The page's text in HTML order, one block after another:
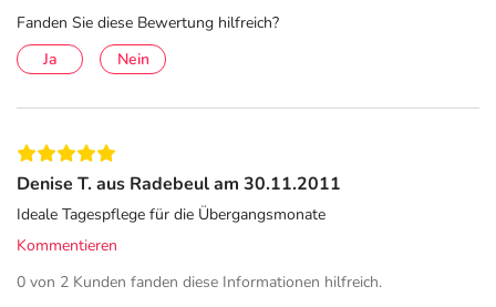
Fanden Sie diese Bewertung hilfreich?
Ja
Nein
Denise T. aus Radebeul am 30.11.2011
Ideale Tagespflege für die Übergangsmonate
Kommentieren
0 von 2 Kunden fanden diese Informationen hilfreich.